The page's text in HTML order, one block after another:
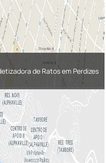
de Ratos em Perdizes